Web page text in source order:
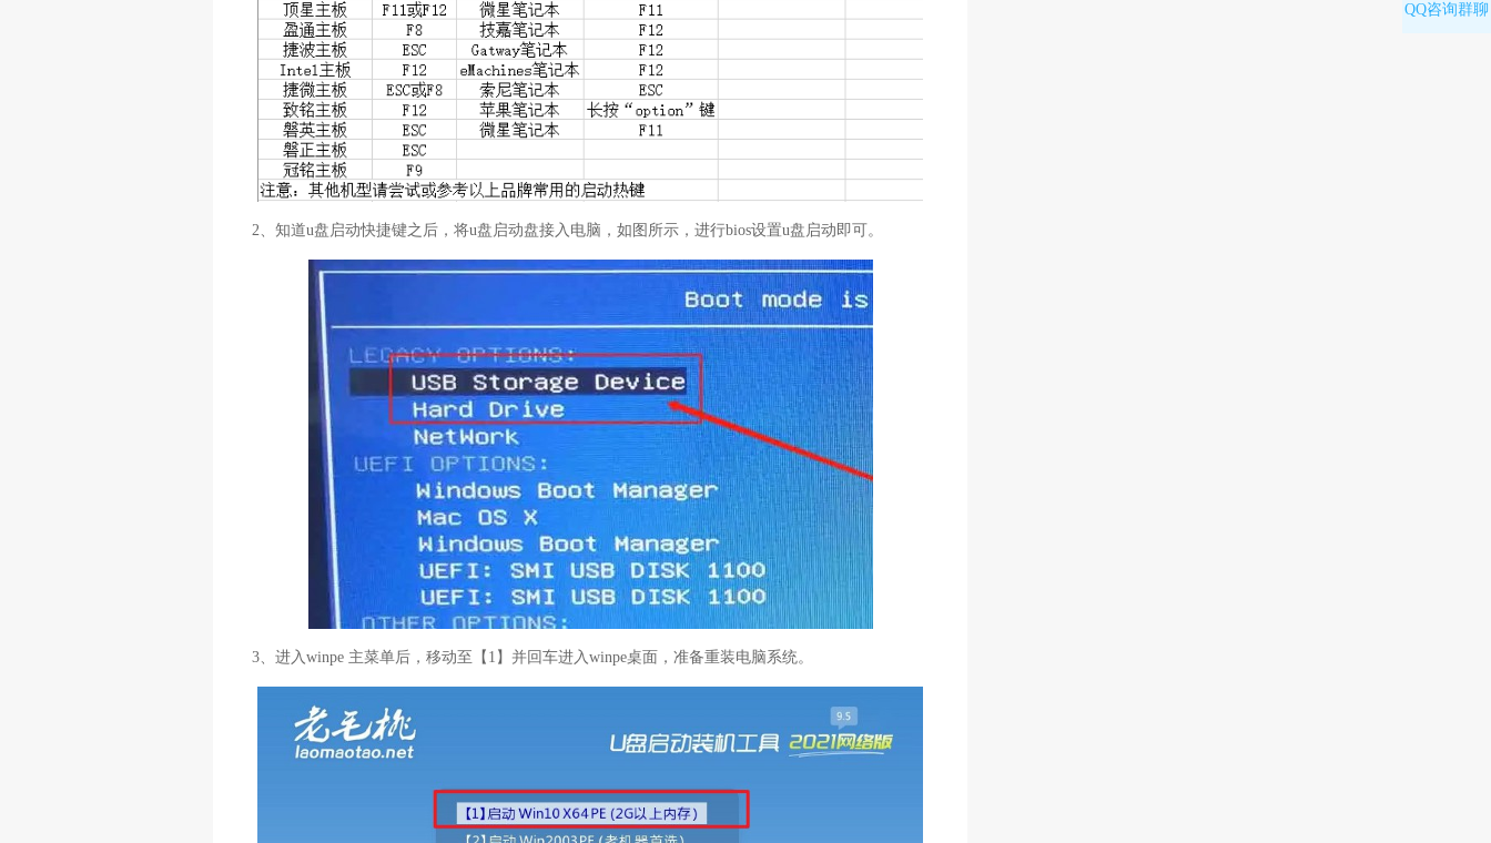
2、知道u盘启动快捷键之后，将u盘启动盘接入电脑，如图所示，进行bios设置u盘启动即可。
3、进入winpe 主菜单后，移动至【1】并回车进入winpe桌面，准备重装电脑系统。
QQ咨询群聊